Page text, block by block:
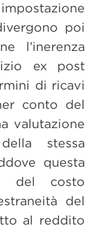
poi
l’inerenza
ex post
di ricavi
conto del
valutazione
stessa
questa
del costo
del
al reddito